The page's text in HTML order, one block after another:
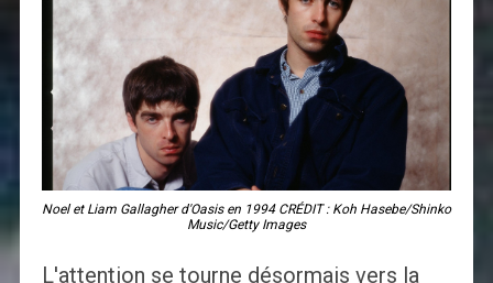
Noel et Liam Gallagher d'Oasis en 1994 CRÉDIT : Koh Hasebe/Shinko
Music/Getty Images
L'attention se tourne désormais vers la